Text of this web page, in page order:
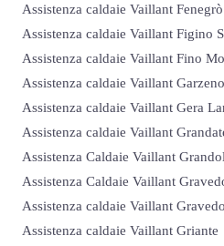
Assistenza caldaie Vaillant Fenegrò
Assistenza caldaie Vaillant Figino
Assistenza caldaie Vaillant Fino
Assistenza caldaie Vaillant Garzeno
Assistenza caldaie Vaillant Gera
Assistenza caldaie Vaillant
Assistenza Caldaie Vaillant
Assistenza Caldaie Vaillant
Assistenza caldaie Vaillant
Assistenza caldaie Vaillant Griante